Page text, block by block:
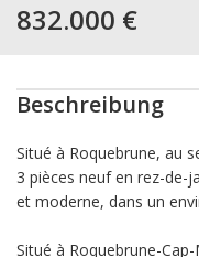
832.000 €
Beschreibung
Situé à Roquebrune, au
3 pièces neuf en rez-de-
et moderne, dans un
Situé à Roquebrune-